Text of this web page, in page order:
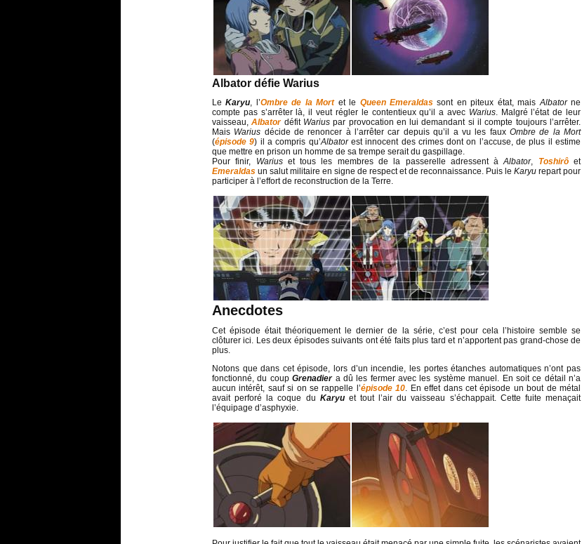
Albator défie Warius
LeKaryu, l’Ombre de la Mortet le Queen Emeraldassont en piteux état, maisAlbatorne
compte pas s’arrêter là, il veut régler le contentieux qu’il a avec Warius. Malgré l’état de leur
vaisseau,Albator défit Wariuspar provocation en lui demandant si il compte toujours l’arrêter.
Mais Warius décide de renoncer à l’arrêter car depuis qu’il a vu les faux Ombre de la Mort
(épisode 9) il a compris qu’Albator est innocent des crimes dont on l’accuse, de plus il estime
que mettre en prison un homme de sa trempe serait du gaspillage.
Pour finir,
Warius et tous les membres de la passerelle adressent àAlbator, Toshirôet
Emeraldas un salut militaire en signe de respect et de reconnaissance. Puis le Karyu repart pour
participer à l’effort de reconstruction de la Terre.
Anecdotes
Cet épisode était théoriquement le dernier de la série, c’est pour cela l’histoire semble se
clôturer ici. Les deux épisodes suivants ont été faits plus tard et n’apportent pas grand-chose de
plus.
Notons que dans cet épisode, lors d’un incendie, les portes étanches automatiques n’ont pas
fonctionné, du coupGrenadier a dû les fermer avec les système manuel. En soit ce détail n’a
aucun intérêt, sauf si on se rappelle l’épisode 10. En effet dans cet épisode un bout de métal
avait perforé la coque du Karyu et tout l’air du vaisseau s’échappait. Cette fuite menaçait
l’équipage d’asphyxie.